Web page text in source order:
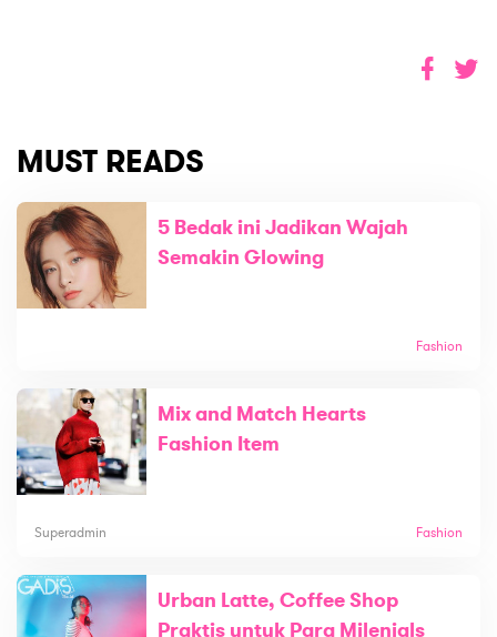
MUST READS
5 Bedak ini Jadikan Wajah
Semakin Glowing
Fashion
Mix and Match Hearts
Fashion Item
Superadmin Fashion
Urban Latte, Coffee Shop
Praktis untuk Para Milenials